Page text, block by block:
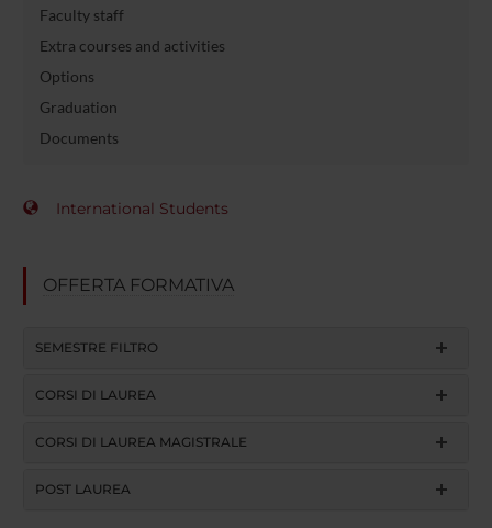
Faculty staff
Extra courses and activities
Options
Graduation
Documents
International Students
OFFERTA FORMATIVA
SEMESTRE FILTRO
CORSI DI LAUREA
CORSI DI LAUREA MAGISTRALE
POST LAUREA